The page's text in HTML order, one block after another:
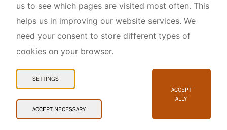
Snadné čtení
© 2026 AOPK ČR
us to see which pages are visited most often. This
helps us in improving our website services. We
need your consent to store different types of
cookies on your browser.
SETTINGS
ACCEPT NECESSARY
ACCEPT
ALLY